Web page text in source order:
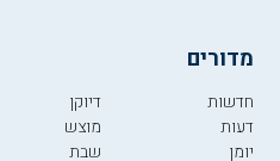
מדורים
חדשות
דעות
יומן
דיוקן
מוצש
שבת